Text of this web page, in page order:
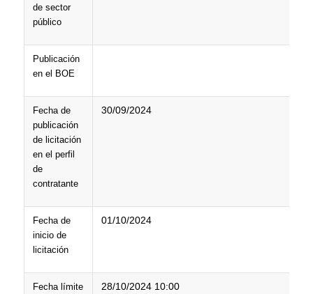
de sector
público
Publicación
en el BOE
Fecha de
publicación
de licitación
en el perfil
de
contratante
30/09/2024
Fecha de
inicio de
licitación
01/10/2024
Fecha límite
28/10/2024 10:00